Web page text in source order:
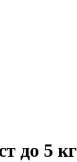
до 5 кг